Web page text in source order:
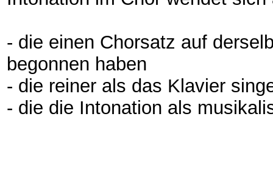
- die einen Chorsatz auf
begonnen haben
- die reiner als das Klavier
- die die Intonation als